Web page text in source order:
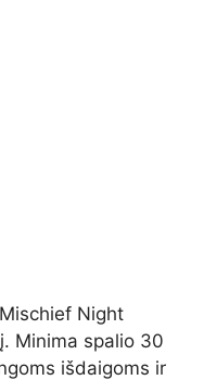
Night
Minima spalio 30
išdaigoms ir